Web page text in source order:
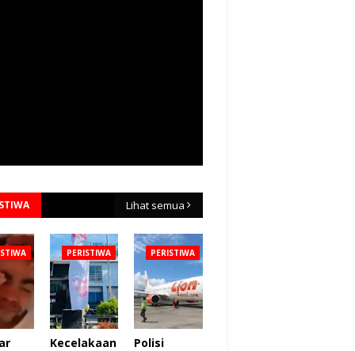
Lihat semua
PERISTIWA
Kecelakaan
PERISTIWA
Polisi